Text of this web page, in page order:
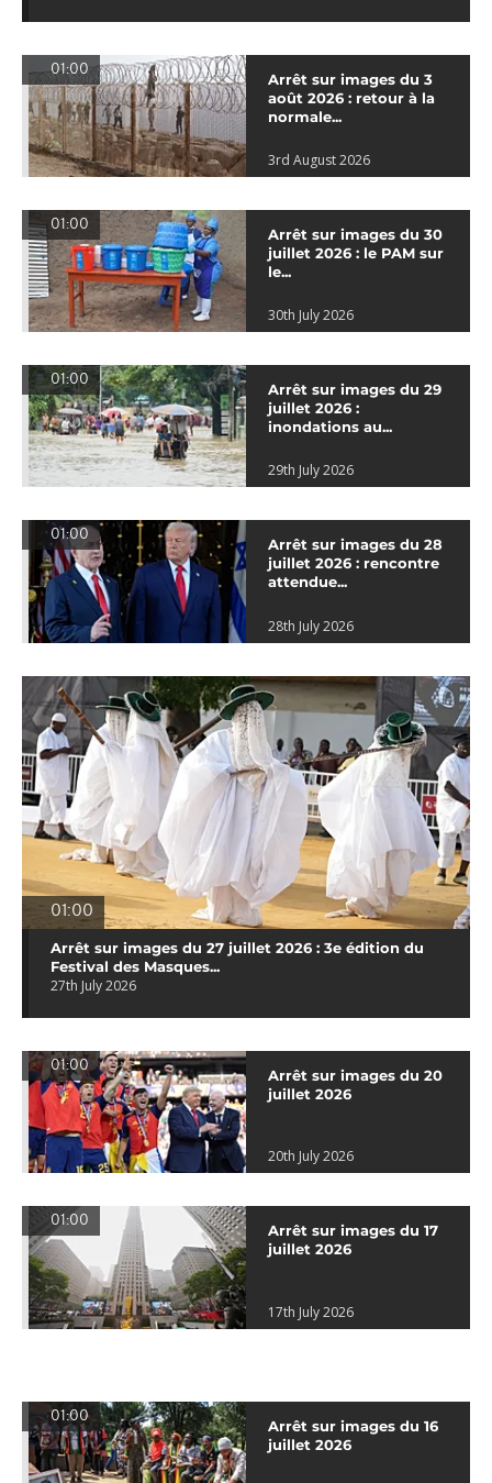
01:00
Arrêt sur images du 3
août 2026 : retour à la
normale...
3rd August 2026
01:00
Arrêt sur images du 30
juillet 2026 : le PAM sur
le...
30th July 2026
01:00
Arrêt sur images du 29
juillet 2026 :
inondations au...
29th July 2026
01:00
Arrêt sur images du 28
juillet 2026 : rencontre
attendue...
28th July 2026
01:00
Arrêt sur images du 27 juillet 2026 : 3e édition du
Festival des Masques...
27th July 2026
01:00
Arrêt sur images du 20
juillet 2026
20th July 2026
01:00
Arrêt sur images du 17
juillet 2026
17th July 2026
01:00
Arrêt sur images du 16
juillet 2026